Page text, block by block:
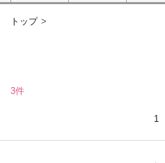
トップ
3件
1